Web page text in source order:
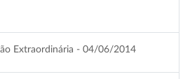
Extraordinária - 04/06/2014